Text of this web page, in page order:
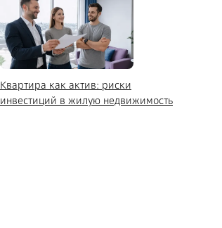
Квартира как актив: риски
инвестиций в жилую недвижимость